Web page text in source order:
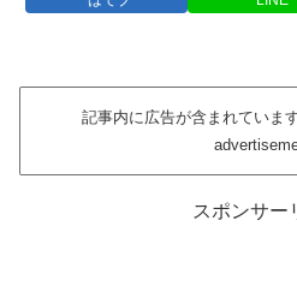
記事内に広告が含まれていま
スポンサー